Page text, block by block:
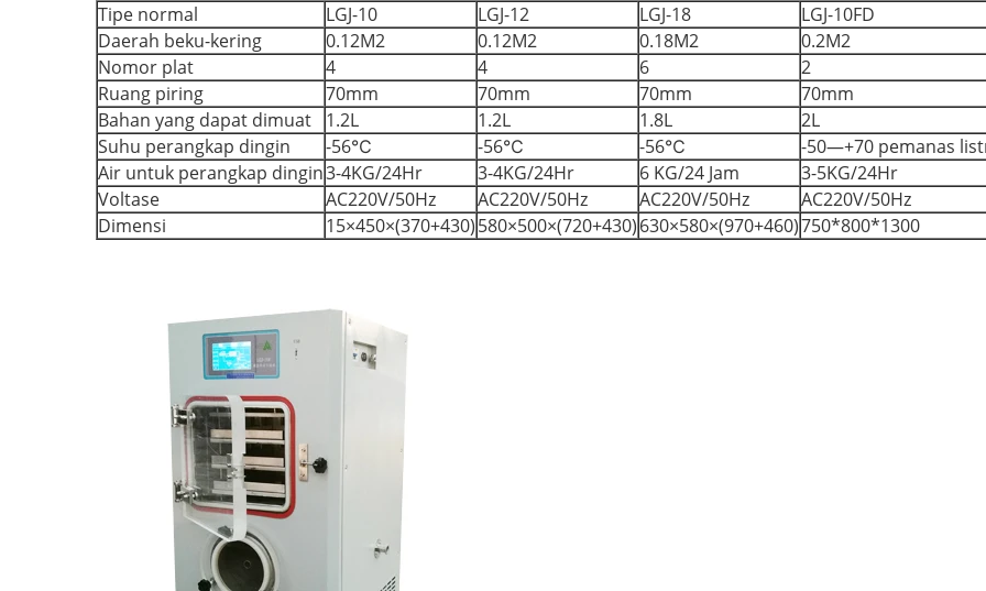
Tipe normal LGJ-10 LGJ-12 LGJ-18
LGJ-10FD
Daerah beku-kering
0.12M2 0.12M2 0.18M2
0.2M2
Nomor plat
4 4 6
2
Ruang piring
70mm 70mm 70mm
70mm
Bahan yang dapat dimuat
1.2L 1.2L 1.8L
2L
Suhu perangkap dingin
-56℃ -56℃ -56℃
-50—+70 pemanas
Air untuk perangkap dingin3-4KG/24Hr 3-4KG/24Hr 6 KG/24 Jam
3-5KG/24Hr
Voltase
AC220V/50Hz AC220V/50Hz AC220V/50Hz
AC220V/50Hz
Dimensi
15×450×(370+430)580×500×(720+430)630×580×(970+460)750*800*1300